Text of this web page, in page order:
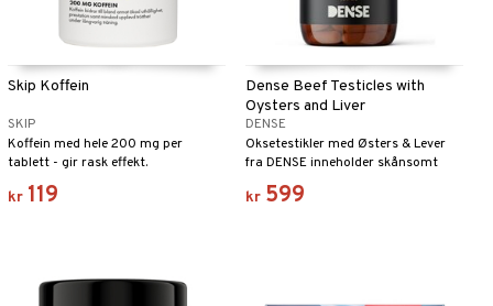
Skip Koffein
SKIP
Koffein med hele 200 mg per
tablett - gir rask effekt.
kr 119
Dense Beef Testicles with
Oysters and Liver
DENSE
Oksetestikler med Østers & Lever
fra DENSE inneholder skånsomt
frysetørkede oksetestikler sammen
med lever og østersekstrakt.
kr 599